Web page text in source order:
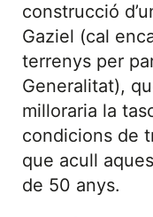
construcció
Gaziel (cal
terrenys per
Generalitat),
milloraria la
condicions de
que acull
de 50 anys.